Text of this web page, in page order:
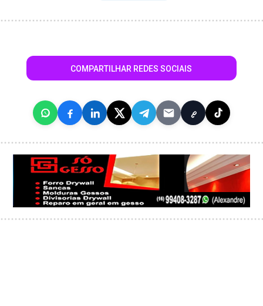
COMPARTILHAR REDES SOCIAIS